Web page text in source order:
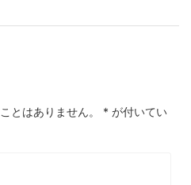
とはありません。 * が付いてい